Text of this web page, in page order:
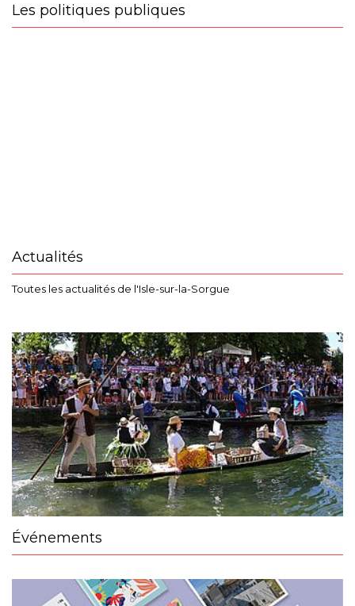
Les politiques publiques
Actualités
Toutes les actualités de l'Isle-sur-la-Sorgue
Événements